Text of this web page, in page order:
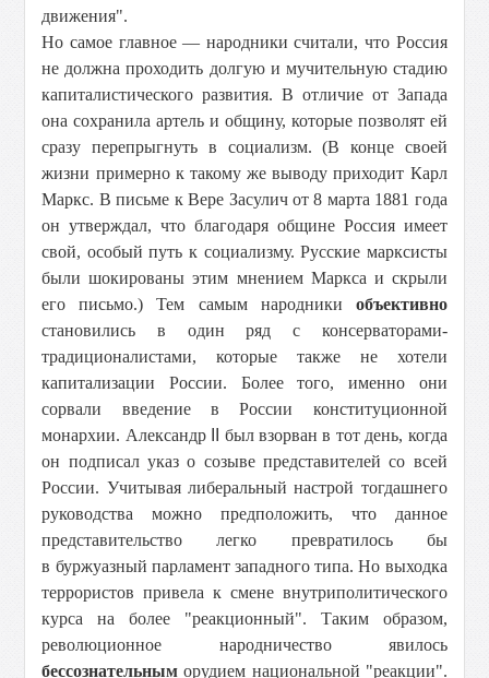
движения".
Но самое главное — народники считали, что Россия
не должна проходить долгую и мучительную стадию
капиталистического развития. В отличие от Запада
она сохранила артель и общину, которые позволят ей
сразу перепрыгнуть в социализм. (В конце своей
жизни примерно к такому же выводу приходит Карл
Маркс. В письме к Вере Засулич от 8 марта 1881 года
он утверждал, что благодаря общине Россия имеет
свой, особый путь к социализму. Русские марксисты
были шокированы этим мнением Маркса и скрыли
его письмо.) Тем самым народники объективно
становились в один ряд с консерваторами-
традиционалистами, которые также не хотели
капитализации России. Более того, именно они
сорвали введение в России конституционной
монархии. Александр
был взорван в тот день, когда
он подписал указ о созыве представителей со всей
России. Учитывая либеральный настрой тогдашнего
руководства можно предположить, что данное
представительство легко превратилось бы
в буржуазный парламент западного типа. Но выходка
террористов привела к смене внутриполитического
курса на более "реакционный". Таким образом,
революционное народничество явилось
бессознательным орудием национальной "реакции".